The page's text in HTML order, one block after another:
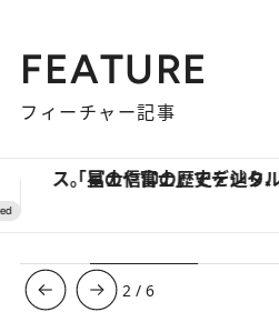
FEATURE
フィーチャー記事
「土佐和ハーブかき氷」がOMO7高知に登場！生姜、山椒
3 /6